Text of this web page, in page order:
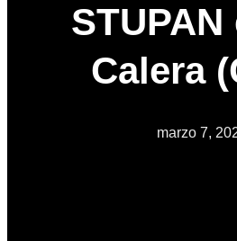
Calera
marzo 7,